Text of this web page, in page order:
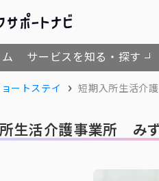
サービスを知る・探す
ートステイ 短期入所生活介
生活介護事業所 み